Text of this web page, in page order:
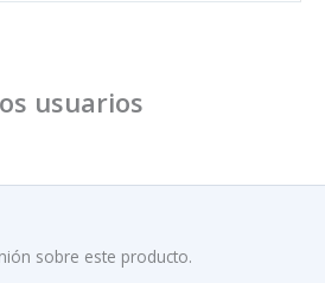
usuarios
sobre este producto.